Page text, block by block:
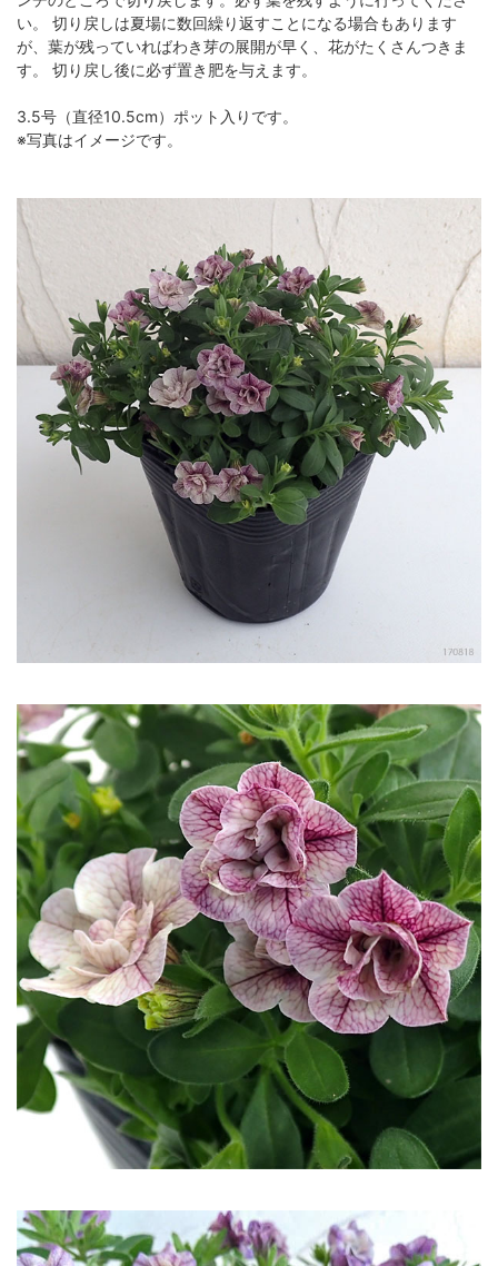
い。 切り戻しは夏場に数回繰り返すことになる場合もあります
が、葉が残っていればわき芽の展開が早く、花がたくさんつきま
す。 切り戻し後に必ず置き肥を与えます。
3.5号（直径10.5cm）ポット入りです。
※写真はイメージです。